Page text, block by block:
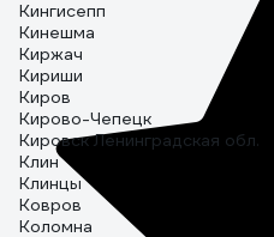
Кингисепп
Кинешма
Киржач
Кириши
Киров
Кирово-Чепецк
Кировск Ленинградская обл.
Клин
Клинцы
Ковров
Коломна